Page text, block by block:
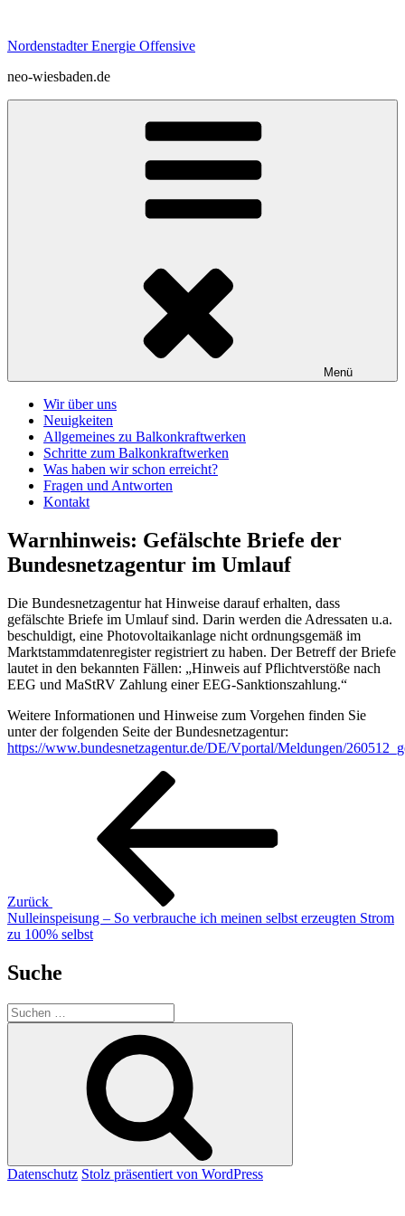
springen
Nordenstadter Energie Offensive
neo-wiesbaden.de
Menü
Wir über uns
Neuigkeiten
Allgemeines zu Balkonkraftwerken
Schritte zum Balkonkraftwerken
Was haben wir schon erreicht?
Fragen und Antworten
Kontakt
Warnhinweis: Gefälschte Briefe der
Bundesnetzagentur im Umlauf
Die Bundesnetzagentur hat Hinweise darauf erhalten, dass
gefälschte Briefe im Umlauf sind. Darin werden die Adressaten u.a.
beschuldigt, eine Photovoltaikanlage nicht ordnungsgemäß im
Marktstammdatenregister registriert zu haben. Der Betreff der Briefe
lautet in den bekannten Fällen: „Hinweis auf Pflichtverstöße nach
EEG und MaStRV Zahlung einer EEG-Sanktionszahlung.“
Weitere Informationen und Hinweise zum Vorgehen finden Sie
unter der folgenden Seite der Bundesnetzagentur:
https://www.bundesnetzagentur.de/DE/Vportal/Meldungen/
Beitragsnavigation
Zurück
Nulleinspeisung – So verbrauche ich meinen selbst erzeugten Strom
zu 100% selbst
Suche
Suchen
nach:
Datenschutz Stolz präsentiert von WordPress